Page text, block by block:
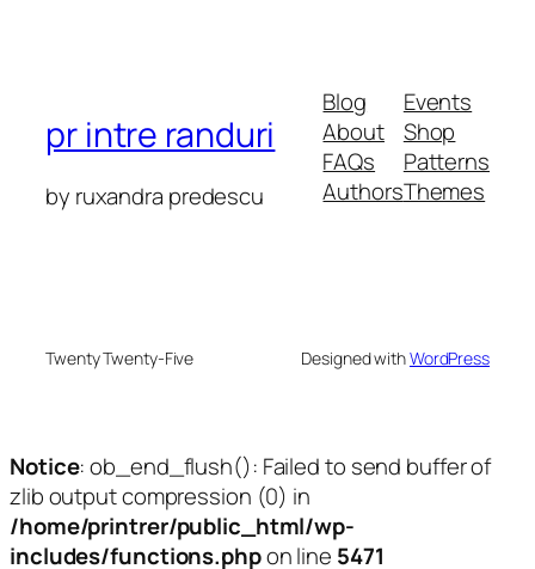
pr intre randuri
by ruxandra predescu
Blog
About
FAQs
Authors
Events
Shop
Patterns
Themes
Twenty Twenty-Five Designed withWordPress
Notice: ob_end_flush(): Failed to send buffer of
zlib output compression (0) in
/home/printrer/public_html/wp-
includes/functions.phpon line 5471